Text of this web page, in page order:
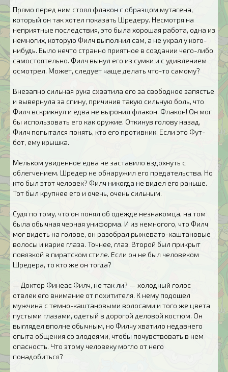
Прямо перед ним стоял флакон с образцом мутагена,
который он так хотел показать Шредеру. Несмотря на
неприятные последствия, это была хорошая работа, одна из
немногих, которую Филч выполнил сам, а не украл у кого-
нибудь. Было нечто странно приятное в создании чего-либо
самостоятельно. Филч вынул его из сумки и с удивлением
осмотрел. Может, следует чаще делать что-то самому?
Внезапно сильная рука схватила его за свободное запястье
и вывернула за спину, причинив такую сильную боль, что
Филч вскрикнул и едва не выронил флакон. Флакон! Он мог
бы использовать его как оружие. Откинув голову назад,
Филч попытался понять, кто его противник. Если это Фут-
бот, ему крышка.
Мельком увиденное едва не заставило вздохнуть с
облегчением. Шредер не обнаружил его предательства. Но
кто был этот человек? Филч никогда не видел его раньше.
Тот был крупнее его и очень, очень сильным.
Судя по тому, что он понял об одежде незнакомца, на том
была обычная черная униформа. И из немногого, что Филч
мог видеть на голове, он разобрал рыжевато-каштановые
волосы и карие глаза. Точнее, глаз. Второй был прикрыт
повязкой в пиратском стиле. Если он не был человеком
Шредера, то кто же он тогда?
— Доктор Финеас Филч, не так ли? — холодный голос
отвлек его внимание от похитителя. К нему подошел
мужчина с темно-каштановыми волосами и того же цвета
пустыми глазами, одетый в дорогой деловой костюм. Он
выглядел вполне обычным, но Филчу хватило недавнего
опыта общения со злодеями, чтобы почувствовать в нем
опасность. Что этому человеку могло от него
понадобиться?